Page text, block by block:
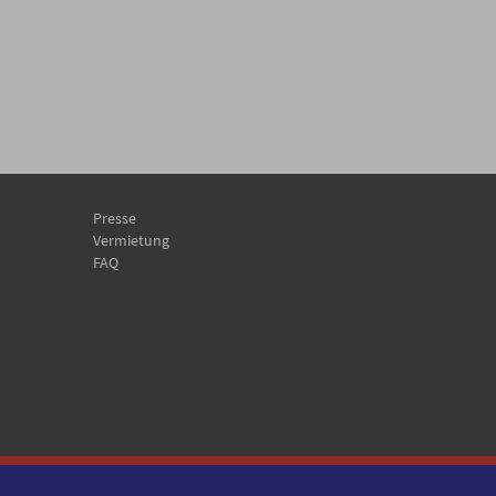
Presse
Vermietung
FAQ